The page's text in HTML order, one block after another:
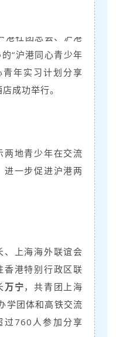
港社团总会、沪港
“沪港同心青少年
年实习计划分享
成功举行。
两地青少年在交流
进一步促进沪港两
、上海海外联谊会
香港特别行政区联
万宁，共青团上海
学团体和高铁交流
过760人参加分享